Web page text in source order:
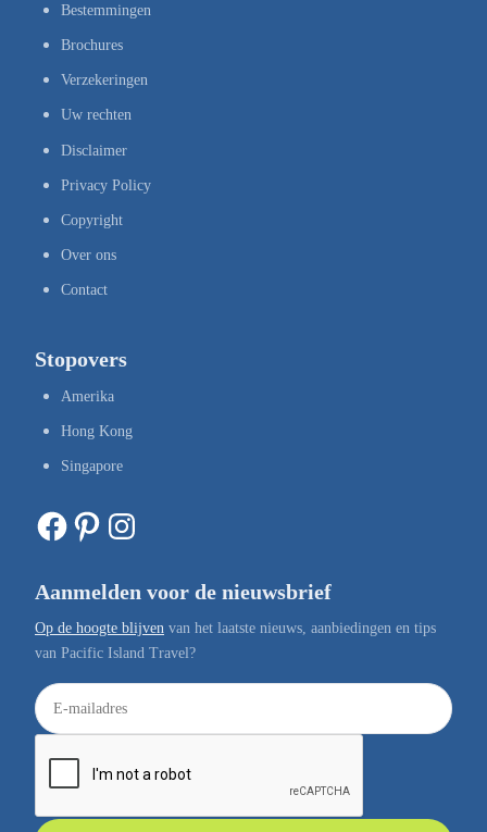
Bestemmingen
Brochures
Verzekeringen
Uw rechten
Disclaimer
Privacy Policy
Copyright
Over ons
Contact
Stopovers
Amerika
Hong Kong
Singapore
Facebook Pinterest Instagram
Aanmelden voor de nieuwsbrief
Op de hoogte blijven van het laatste nieuws, aanbiedingen en tips
van Pacific Island Travel?
E
-